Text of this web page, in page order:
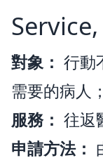
Service,
對象： 行動
需要的病人；
服務： 往返
申請方法：